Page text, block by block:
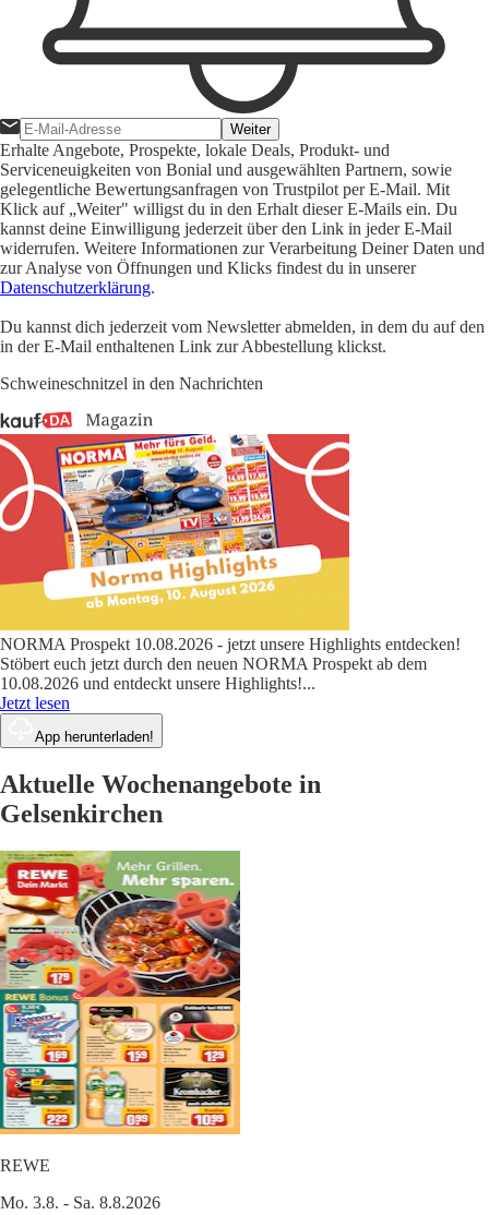
Weiter
Erhalte Angebote, Prospekte, lokale Deals, Produkt- und
Serviceneuigkeiten von Bonial und ausgewählten Partnern, sowie
gelegentliche Bewertungsanfragen von Trustpilot per E-Mail. Mit
Klick auf „Weiter" willigst du in den Erhalt dieser E-Mails ein. Du
kannst deine Einwilligung jederzeit über den Link in jeder E-Mail
widerrufen. Weitere Informationen zur Verarbeitung Deiner Daten und
zur Analyse von Öffnungen und Klicks findest du in unserer
Datenschutzerklärung.
Du kannst dich jederzeit vom Newsletter abmelden, in dem du auf den
in der E-Mail enthaltenen Link zur Abbestellung klickst.
Schweineschnitzel in den Nachrichten
NORMA Prospekt 10.08.2026 - jetzt unsere Highlights entdecken!
Stöbert euch jetzt durch den neuen NORMA Prospekt ab dem
10.08.2026 und entdeckt unsere Highlights!...
Jetzt lesen
App herunterladen!
Aktuelle Wochenangebote in
Gelsenkirchen
REWE
Mo. 3.8. - Sa. 8.8.2026